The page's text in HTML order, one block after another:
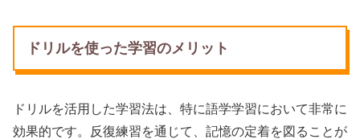
ドリルを使った学習のメリット
ドリルを活用した学習法は、特に語学学習において非常に
効果的です。反復練習を通じて、記憶の定着を図ることが